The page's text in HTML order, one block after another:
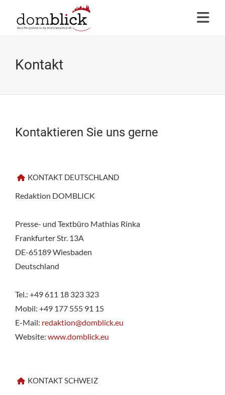
Kontakt
Kontaktieren Sie uns gerne
KONTAKT DEUTSCHLAND
Redaktion DOMBLICK
Presse- und Textbüro Mathias Rinka
Frankfurter Str. 13A
DE-65189 Wiesbaden
Deutschland
Tel.: +49 611 18 323 323
Mobil: +49 177 555 91 15
E-Mail: redaktion@domblick.eu
Website: www.domblick.eu
KONTAKT SCHWEIZ